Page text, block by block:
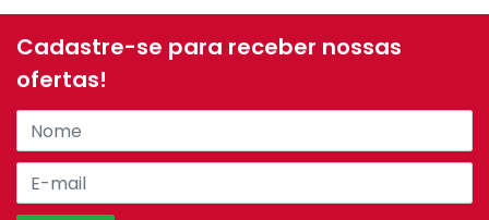
Cadastre-se para receber nossas
ofertas!